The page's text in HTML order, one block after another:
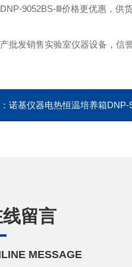
9052BS-Ⅲ价格更优惠，供
批发销售实验室仪器设备，信
诺基仪器电热恒温培养箱DNP-
留言
MESSAGE